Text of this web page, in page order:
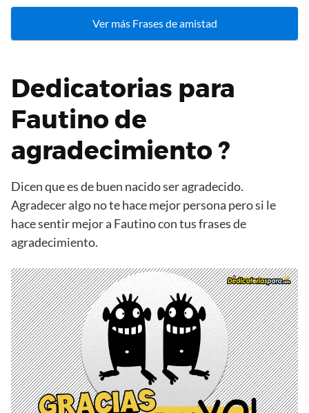
Ver más Frases de amistad
Dedicatorias para
Fautino de
agradecimiento ?
Dicen que es de buen nacido ser agradecido.
Agradecer algo no te hace mejor persona pero si le
hace sentir mejor a Fautino con tus frases de
agradecimiento.